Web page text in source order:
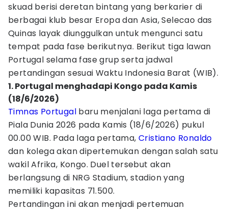
skuad berisi deretan bintang yang berkarier di
berbagai klub besar Eropa dan Asia, Selecao das
Quinas layak diunggulkan untuk mengunci satu
tempat pada fase berikutnya. Berikut tiga lawan
Portugal selama fase grup serta jadwal
pertandingan sesuai Waktu Indonesia Barat (WIB).
1. Portugal menghadapi Kongo pada Kamis
(18/6/2026)
Timnas Portugal baru menjalani laga pertama di
Piala Dunia 2026 pada Kamis (18/6/2026) pukul
00.00 WIB. Pada laga pertama, Cristiano Ronaldo
dan kolega akan dipertemukan dengan salah satu
wakil Afrika, Kongo. Duel tersebut akan
berlangsung di NRG Stadium, stadion yang
memiliki kapasitas 71.500.
Pertandingan ini akan menjadi pertemuan